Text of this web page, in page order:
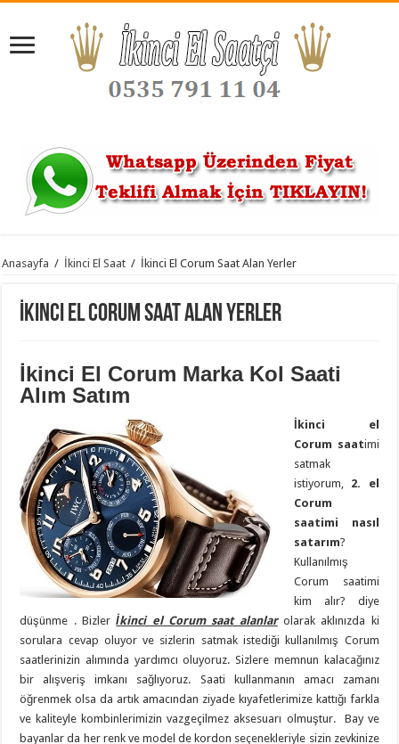
Anasayfa / İkinci El Saat / İkinci El Corum Saat Alan Yerler
İkinci El Corum Saat Alan Yerler
İkinci El Corum Marka Kol Saati
Alım Satım
İkinci el
Corum saatimi
satmak
istiyorum, 2. el
Corum
saatimi nasıl
satarım?
Kullanılmış
Corum saatimi
kim alır? diye
düşünme . Bizlerİkinci el Corum saat alanlarolarak aklınızda ki
sorulara cevap oluyor ve sizlerin satmak istediği kullanılmış Corum
saatlerinizin alımında yardımcı oluyoruz. Sizlere memnun kalacağınız
bir alışveriş imkanı sağlıyoruz. Saati kullanmanın amacı zamanı
öğrenmek olsa da artık amacından ziyade kıyafetlerimize kattığı farkla
ve kaliteyle kombinlerimizin vazgeçilmez aksesuarı olmuştur. Bay ve
bayanlar da her renk ve model de kordon seçenekleriyle sizin zevkinize